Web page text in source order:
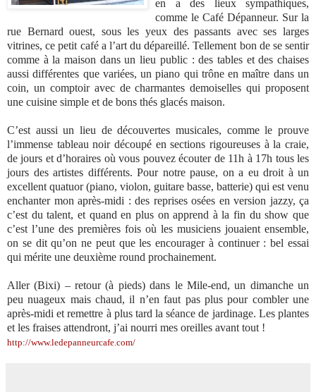
en a des lieux sympathiques,
comme le Café Dépanneur. Sur la
rue Bernard ouest, sous les yeux des passants avec ses larges
vitrines, ce petit café a l’art du dépareillé. Tellement bon de se sentir
comme à la maison dans un lieu public : des tables et des chaises
aussi différentes que variées, un piano qui trône en maître dans un
coin, un comptoir avec de charmantes demoiselles qui proposent
une cuisine simple et de bons thés glacés maison.
C’est aussi un lieu de découvertes musicales, comme le prouve
l’immense tableau noir découpé en sections rigoureuses à la craie,
de jours et d’horaires où vous pouvez écouter de 11h à 17h tous les
jours des artistes différents. Pour notre pause, on a eu droit à un
excellent quatuor (piano, violon, guitare basse, batterie) qui est venu
enchanter mon après-midi : des reprises osées en version jazzy, ça
c’est du talent, et quand en plus on apprend à la fin du show que
c’est l’une des premières fois où les musiciens jouaient ensemble,
on se dit qu’on ne peut que les encourager à continuer : bel essai
qui mérite une deuxième round prochainement.
Aller (Bixi) – retour (à pieds) dans le Mile-end, un dimanche un
peu nuageux mais chaud, il n’en faut pas plus pour combler une
après-midi et remettre à plus tard la séance de jardinage. Les plantes
et les fraises attendront, j’ai nourri mes oreilles avant tout !
http://www.ledepanneurcafe.com/